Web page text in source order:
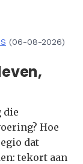
(06-08-2026)
die
Hoe
dat
tekort aan